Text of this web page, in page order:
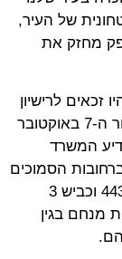
של העיר,
מחזק את
היו זכאים לרישיון
נשק בשל מגורים בסמיכות לקו התפר, ולאחר ה-7 באוקטובר
את העיוות. במאי 24' הודיע המשרד
הסמוכים
לגדר ההפרדה, קרי ברחובות שלאורך כביש 443 וכביש 3
מנחם בגין